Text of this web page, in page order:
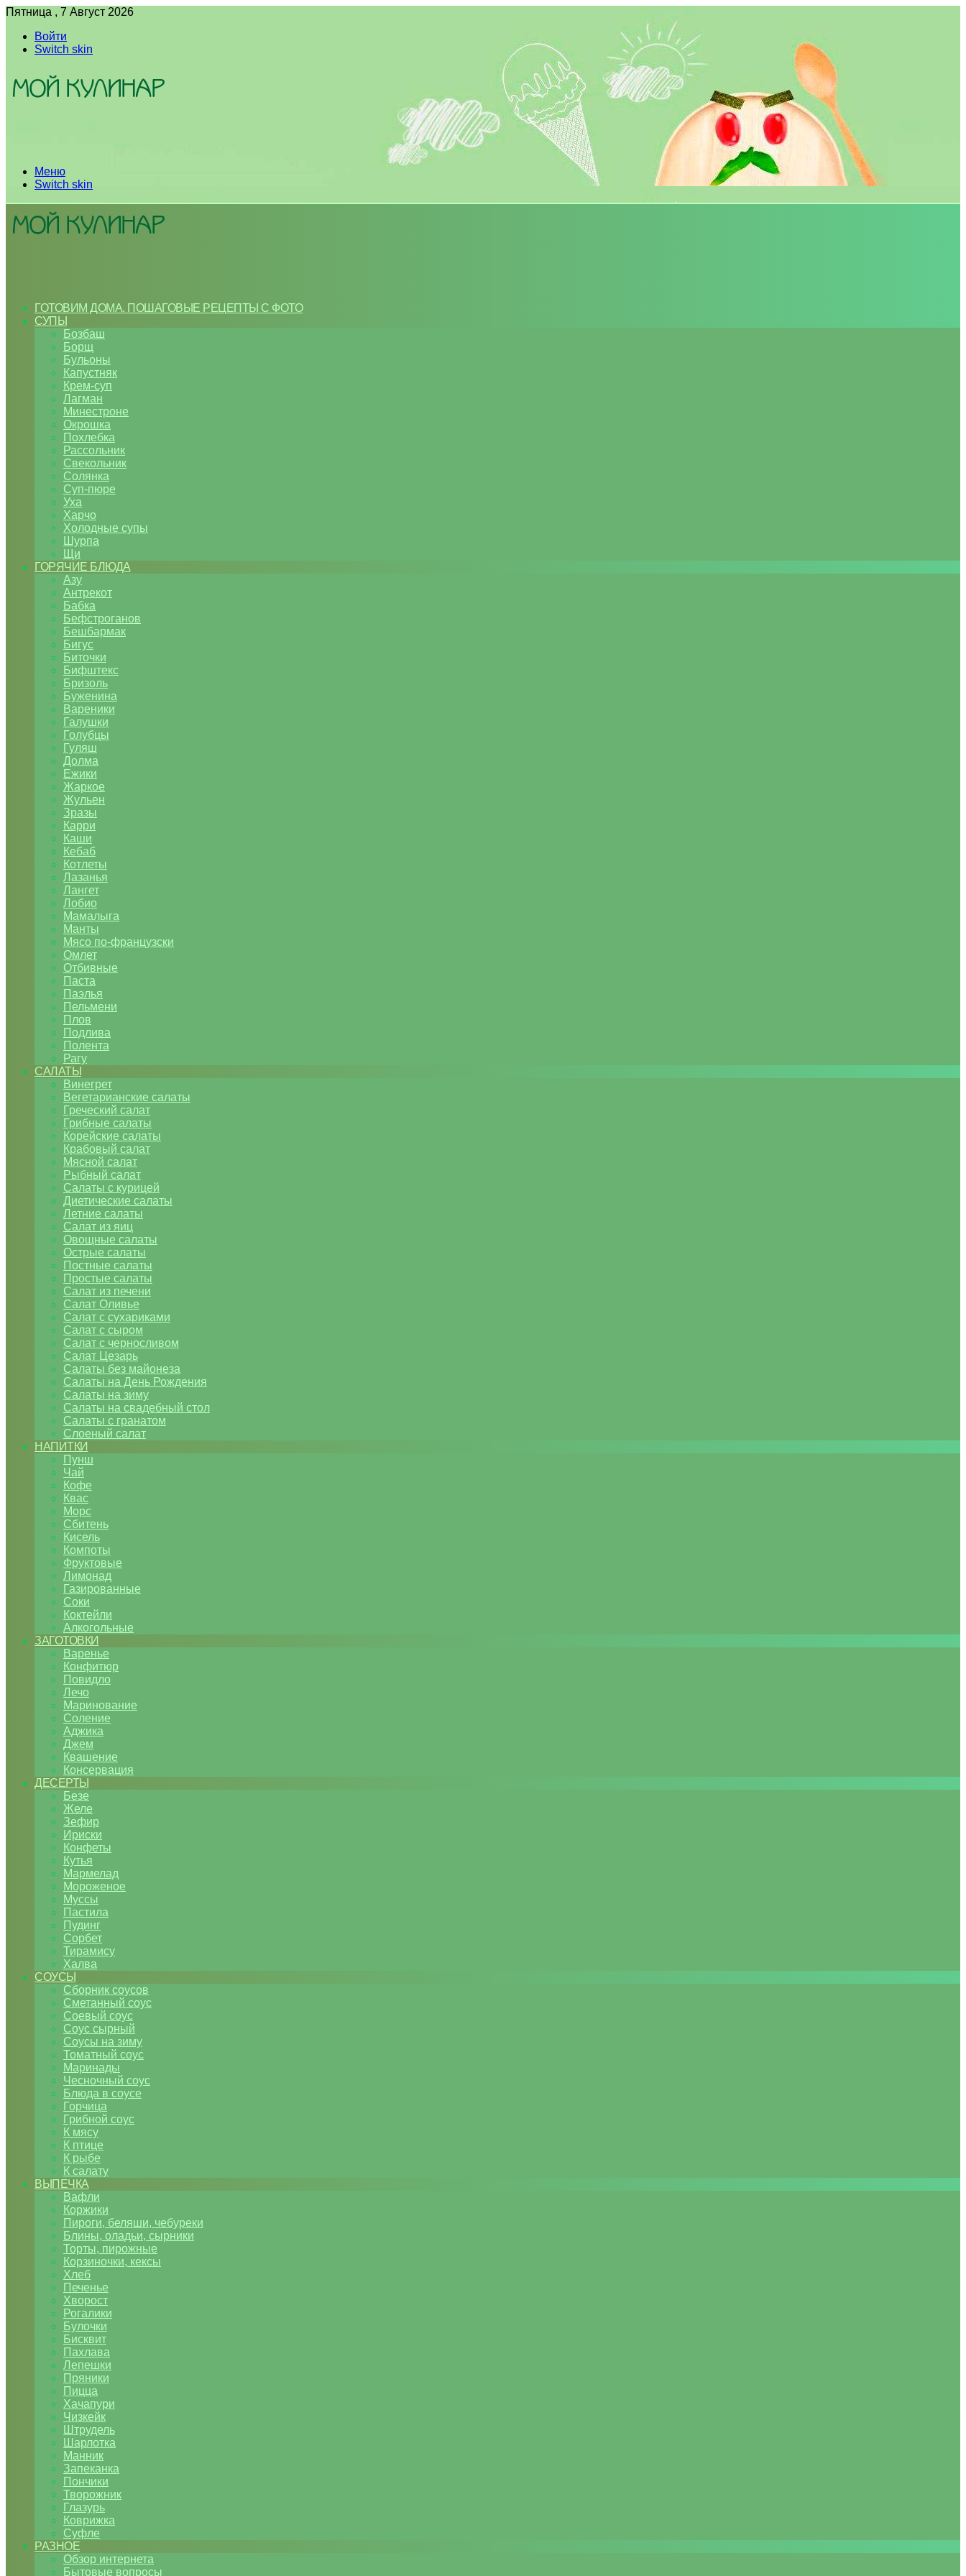
Пятница , 7 Август 2026
Войти
Switch skin
Меню
Switch skin
ГОТОВИМ ДОМА. ПОШАГОВЫЕ РЕЦЕПТЫ С ФОТО
СУПЫ
Бозбаш
Борщ
Бульоны
Капустняк
Крем-суп
Лагман
Минестроне
Окрошка
Похлебка
Рассольник
Свекольник
Солянка
Суп-пюре
Уха
Харчо
Холодные супы
Шурпа
Щи
ГОРЯЧИЕ БЛЮДА
Азу
Антрекот
Бабка
Бефстроганов
Бешбармак
Бигус
Биточки
Бифштекс
Бризоль
Буженина
Вареники
Галушки
Голубцы
Гуляш
Долма
Ежики
Жаркое
Жульен
Зразы
Карри
Каши
Кебаб
Котлеты
Лазанья
Лангет
Лобио
Мамалыга
Манты
Мясо по-французски
Омлет
Отбивные
Паста
Паэлья
Пельмени
Плов
Подлива
Полента
Рагу
САЛАТЫ
Винегрет
Вегетарианские салаты
Греческий салат
Грибные салаты
Корейские салаты
Крабовый салат
Мясной салат
Рыбный салат
Салаты с курицей
Диетические салаты
Летние салаты
Салат из яиц
Овощные салаты
Острые салаты
Постные салаты
Простые салаты
Салат из печени
Салат Оливье
Салат с сухариками
Салат с сыром
Салат с черносливом
Салат Цезарь
Салаты без майонеза
Салаты на День Рождения
Салаты на зиму
Салаты на свадебный стол
Салаты с гранатом
Слоеный салат
НАПИТКИ
Пунш
Чай
Кофе
Квас
Морс
Сбитень
Кисель
Компоты
Фруктовые
Лимонад
Газированные
Соки
Коктейли
Алкогольные
ЗАГОТОВКИ
Варенье
Конфитюр
Повидло
Лечо
Маринование
Соление
Аджика
Джем
Квашение
Консервация
ДЕСЕРТЫ
Безе
Желе
Зефир
Ириски
Конфеты
Кутья
Мармелад
Мороженое
Муссы
Пастила
Пудинг
Сорбет
Тирамису
Халва
СОУСЫ
Сборник соусов
Сметанный соус
Соевый соус
Соус сырный
Соусы на зиму
Томатный соус
Маринады
Чесночный соус
Блюда в соусе
Горчица
Грибной соус
К мясу
К птице
К рыбе
К салату
ВЫПЕЧКА
Вафли
Коржики
Пироги, беляши, чебуреки
Блины, оладьи, сырники
Торты, пирожные
Корзиночки, кексы
Хлеб
Печенье
Хворост
Рогалики
Булочки
Бисквит
Пахлава
Лепешки
Пряники
Пицца
Хачапури
Чизкейк
Штрудель
Шарлотка
Манник
Запеканка
Пончики
Творожник
Глазурь
Коврижка
Суфле
РАЗНОЕ
Обзор интернета
Бытовые вопросы